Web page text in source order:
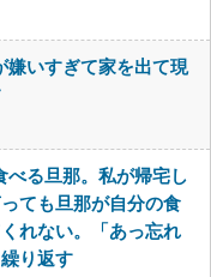
嫌いすぎて家を出て現
る旦那。私が帰宅し
ても旦那が自分の食
れない。「あっ忘れ
り返す